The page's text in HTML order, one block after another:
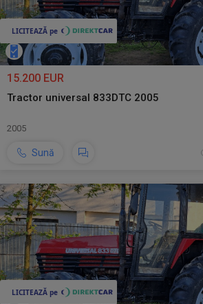
15.200 EUR
Tractor universal 833DTC 2005
2005
Sună